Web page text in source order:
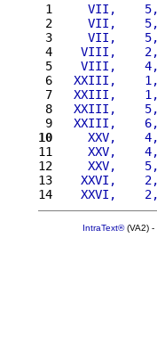
1
VII,
2
VII,
3
VII,
4
VIII,
5
VIII,
6
XXIII,
7
XXIII,
8
XXIII,
9
XXIII,
10
XXV,
11
XXV,
12
XXV,
13
XXVI,
14
XXVI,
IntraText®(VA2) -